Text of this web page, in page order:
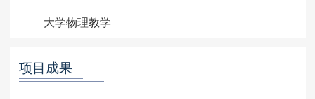
项目成果